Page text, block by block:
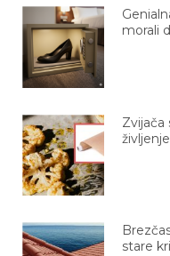
morali
Zvijača
življenje
stare